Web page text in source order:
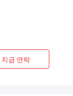
지금 연락